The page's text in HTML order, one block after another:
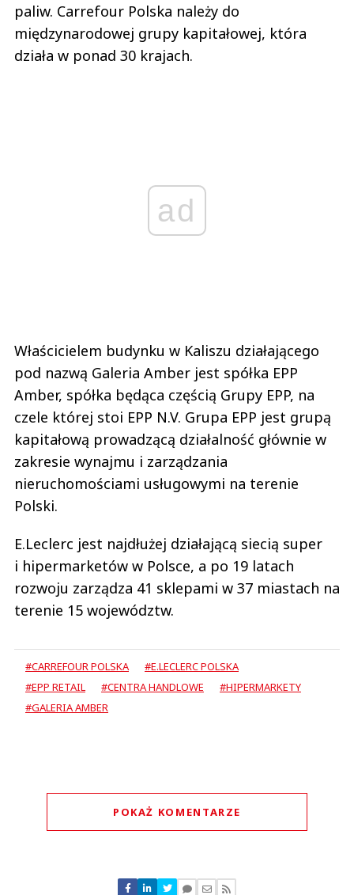
paliw. Carrefour Polska należy do
międzynarodowej grupy kapitałowej, która
działa w ponad 30 krajach.
ad
Właścicielem budynku w Kaliszu działającego
pod nazwą Galeria Amber jest spółka EPP
Amber, spółka będąca częścią Grupy EPP, na
czele której stoi EPP N.V. Grupa EPP jest grupą
kapitałową prowadzącą działalność głównie w
zakresie wynajmu i zarządzania
nieruchomościami usługowymi na terenie
Polski.
E.Leclerc jest najdłużej działającą siecią super
i hipermarketów w Polsce, a po 19 latach
rozwoju zarządza 41 sklepami w 37 miastach na
terenie 15 województw.
#CARREFOUR POLSKA
#E.LECLERC POLSKA
#EPP RETAIL
#CENTRA HANDLOWE
#HIPERMARKETY
#GALERIA AMBER
POKAŻ KOMENTARZE